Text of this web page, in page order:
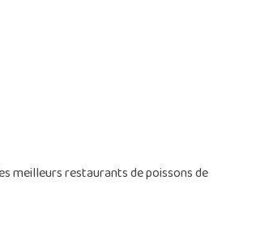
meilleurs restaurants de poissons de